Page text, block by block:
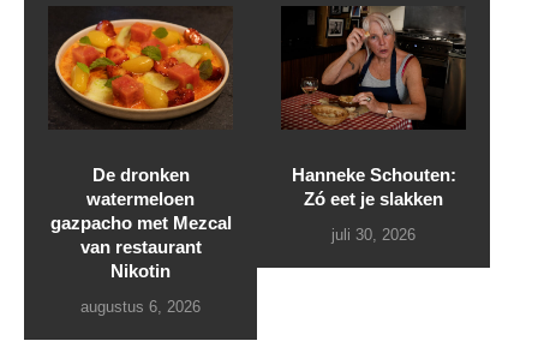
De dronken
watermeloen
gazpacho met Mezcal
van restaurant
Nikotin
augustus 6, 2026
Hanneke Schouten:
Zó eet je slakken
juli 30, 2026